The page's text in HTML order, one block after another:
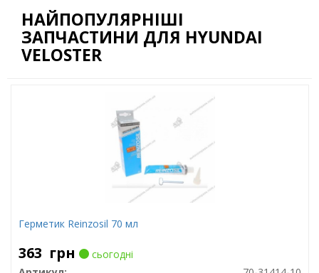
НАЙПОПУЛЯРНІШІ
ЗАПЧАСТИНИ ДЛЯ HYUNDAI
VELOSTER
Герметик Reinzosil 70 мл
363 грн
сьогодні